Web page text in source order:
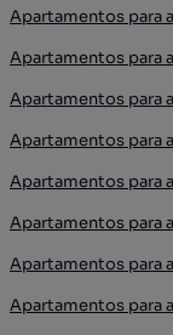
Apartamentos para
Apartamentos para
Apartamentos para
Apartamentos para
Apartamentos para
Apartamentos para
Apartamentos para
Apartamentos para